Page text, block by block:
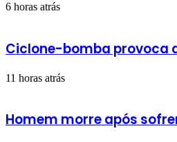
6 horas atrás
Ciclone-bomba provoca
11 horas atrás
Homem morre após